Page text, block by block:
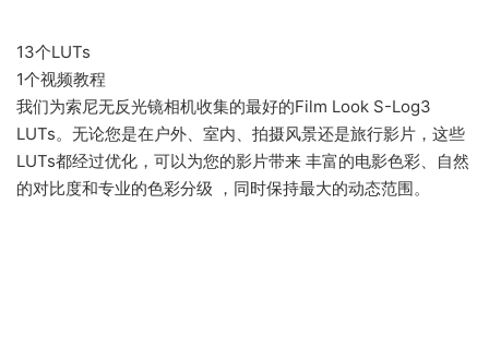
13个LUTs
1个视频教程
我们为索尼无反光镜相机收集的最好的Film Look S-Log3
LUTs。无论您是在户外、室内、拍摄风景还是旅行影片，这些
LUTs都经过优化，可以为您的影片带来 丰富的电影色彩、自然
的对比度和专业的色彩分级 ，同时保持最大的动态范围。